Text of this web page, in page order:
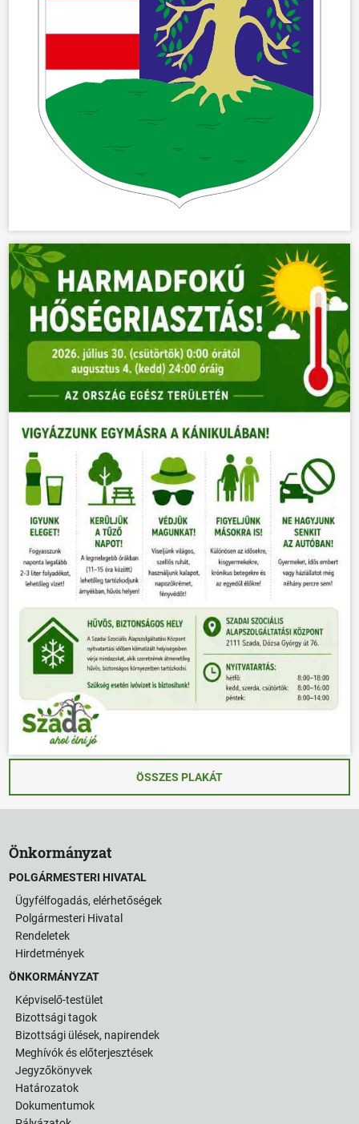
ÖNKORMÁNYZAT
ÜGYINTÉZÉS
KÖZÖSSÉG
VÁLASZTÁSOK
ÖSSZES PLAKÁT
Önkormányzat
POLGÁRMESTERI HIVATAL
Ügyfélfogadás, elérhetőségek
Polgármesteri Hivatal
Rendeletek
Hirdetmények
ÖNKORMÁNYZAT
Képviselő-testület
Bizottsági tagok
Bizottsági ülések, napirendek
Meghívók és előterjesztések
Jegyzőkönyvek
Határozatok
Dokumentumok